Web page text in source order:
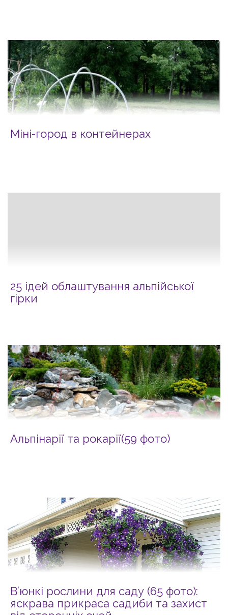
Міні-город в контейнерах
25 ідей облаштування альпійської
гірки
Альпінарії та рокарії(59 фото)
В’юнкі рослини для саду (65 фото):
яскрава прикраса садиби та захист